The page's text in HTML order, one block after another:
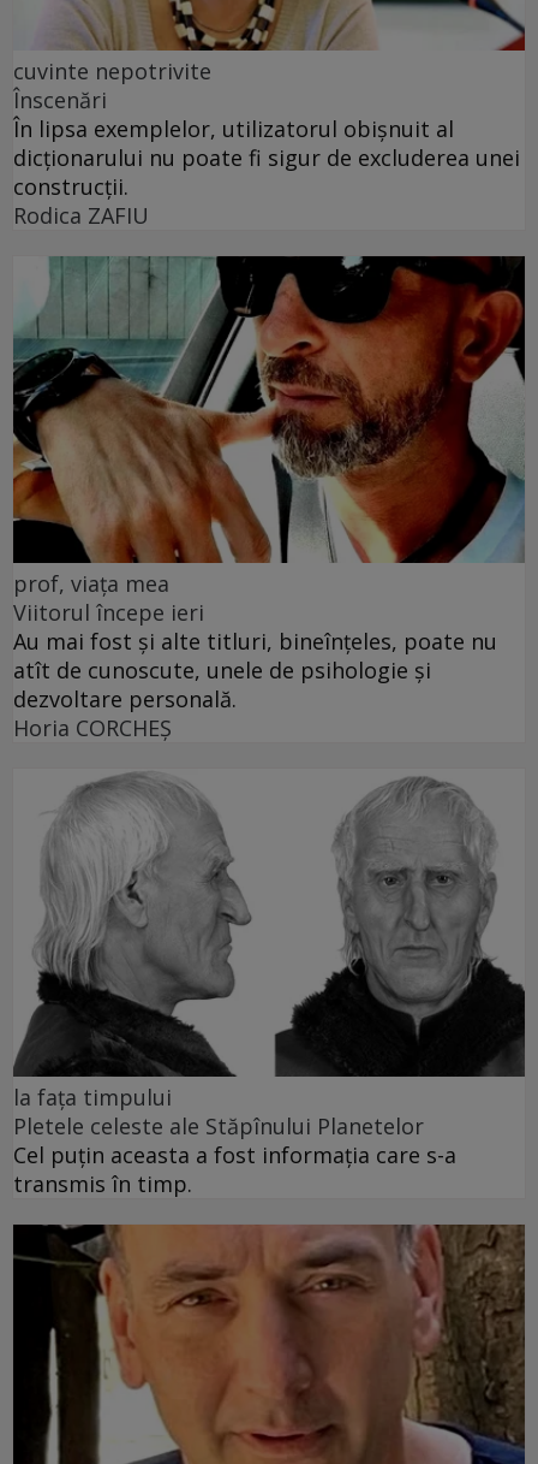
cuvinte nepotrivite
Înscenări
În lipsa exemplelor, utilizatorul obișnuit al
dicționarului nu poate fi sigur de excluderea unei
construcții.
Rodica ZAFIU
prof, viața mea
Viitorul începe ieri
Au mai fost și alte titluri, bineînțeles, poate nu
atît de cunoscute, unele de psihologie și
dezvoltare personală.
Horia CORCHEŞ
la fața timpului
Pletele celeste ale Stăpînului Planetelor
Cel puţin aceasta a fost informaţia care s-a
transmis în timp.